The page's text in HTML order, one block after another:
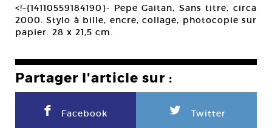
<!–{14110559184190}- Pepe Gaitan, Sans titre, circa
2000. Stylo à bille, encre, collage, photocopie sur
papier. 28 x 21,5 cm.
Partager l'article sur :
F Facebook L Twitter